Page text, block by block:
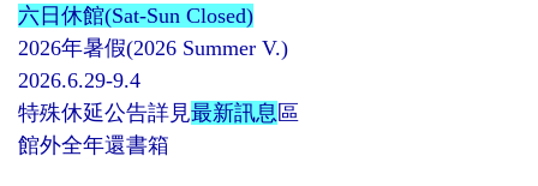
六日休館(Sat-Sun Closed)
2026年暑假(2026 Summer V.)
2026.6.29-9.4
特殊休延公告詳見最新訊息 區
館外全年還書箱